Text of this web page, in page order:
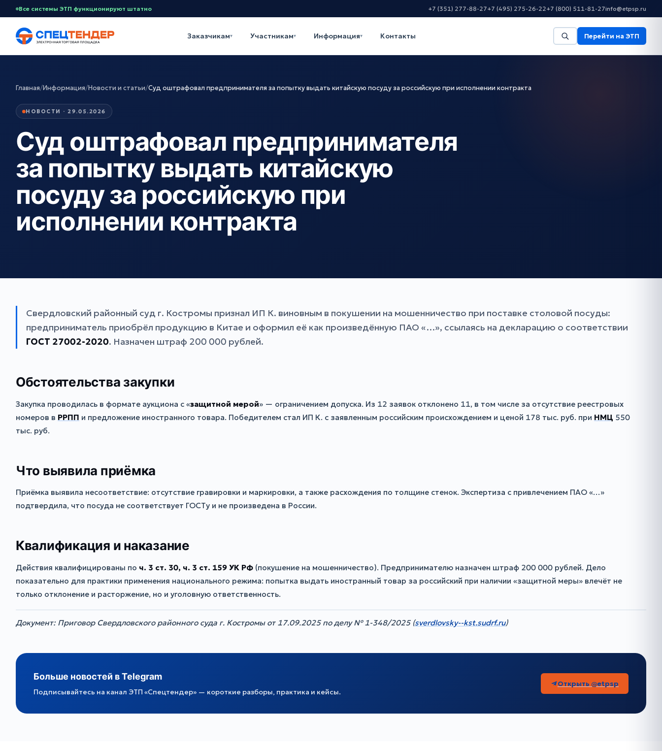
Все системы ЭТП функционируют штатно +7 (351) 277-88-27+7 (495) 275-26-22+7 (800) 511-81-27info@etpsp.ru
Заказчикам▾ Участникам▾ Информация▾ Контакты Перейти на ЭТП
Главная/Информация/Новости и статьи/Суд оштрафовал предпринимателя за попытку выдать китайскую посуду за российскую при исполнении контракта
НОВОСТИ · 29.05.2026
Суд оштрафовал предпринимателя
за попытку выдать китайскую
посуду за российскую при
исполнении контракта
Свердловский районный суд г. Костромы признал ИП К. виновным в покушении на мошенничество при поставке столовой посуды:
предприниматель приобрёл продукцию в Китае и оформил её как произведённую ПАО «…», ссылаясь на декларацию о соответствии
ГОСТ 27002-2020. Назначен штраф 200 000 рублей.
Обстоятельства закупки
Закупка проводилась в формате аукциона с «защитной мерой» — ограничением допуска. Из 12 заявок отклонено 11, в том числе за отсутствие реестровых
номеров в РРПП и предложение иностранного товара. Победителем стал ИП К. с заявленным российским происхождением и ценой 178 тыс. руб. при НМЦ 550
тыс. руб.
Что выявила приёмка
Приёмка выявила несоответствие: отсутствие гравировки и маркировки, а также расхождения по толщине стенок. Экспертиза с привлечением ПАО «…»
подтвердила, что посуда не соответствует ГОСТу и не произведена в России.
Квалификация и наказание
Действия квалифицированы по ч. 3 ст. 30, ч. 3 ст. 159 УК РФ (покушение на мошенничество). Предпринимателю назначен штраф 200 000 рублей. Дело
показательно для практики применения национального режима: попытка выдать иностранный товар за российский при наличии «защитной меры» влечёт не
только отклонение и расторжение, но и уголовную ответственность.
Документ: Приговор Свердловского районного суда г. Костромы от 17.09.2025 по делу № 1-348/2025 (sverdlovsky--kst.sudrf.ru)
Больше новостей в Telegram
Подписывайтесь на канал ЭТП «Спецтендер» — короткие разборы, практика и кейсы.
Открыть @etpsp